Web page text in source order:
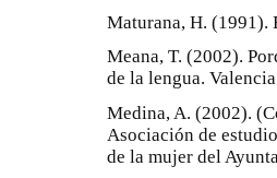
Maturana, H. (1991).
Meana, T. (2002).
de la lengua.
Medina, A. (2002).
Asociación de
de la mujer del